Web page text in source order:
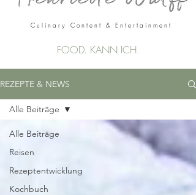
Culinary Content & Entertainment
FOOD. KANN ICH.
REZEPTE & NEWS
Alle Beiträge
Reisen
Rezeptentwicklung
Kochbuch
Alle Beiträge